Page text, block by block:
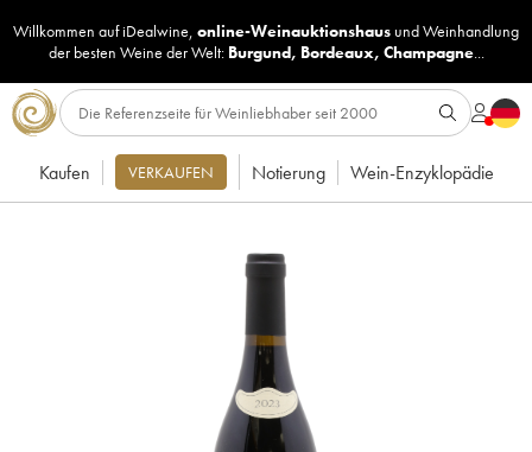
Willkommen auf iDealwine, online-Weinauktionshaus undWeinhandlung
der besten Weine der Welt: Burgund, Bordeaux, Champagne...
Kaufen VERKAUFEN Notierung Wein-Enzyklopädie